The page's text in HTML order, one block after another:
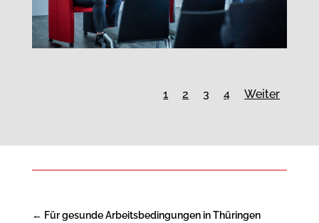
1 2 3 4 Weiter
← Für gesunde Arbeitsbedingungen in Thüringen